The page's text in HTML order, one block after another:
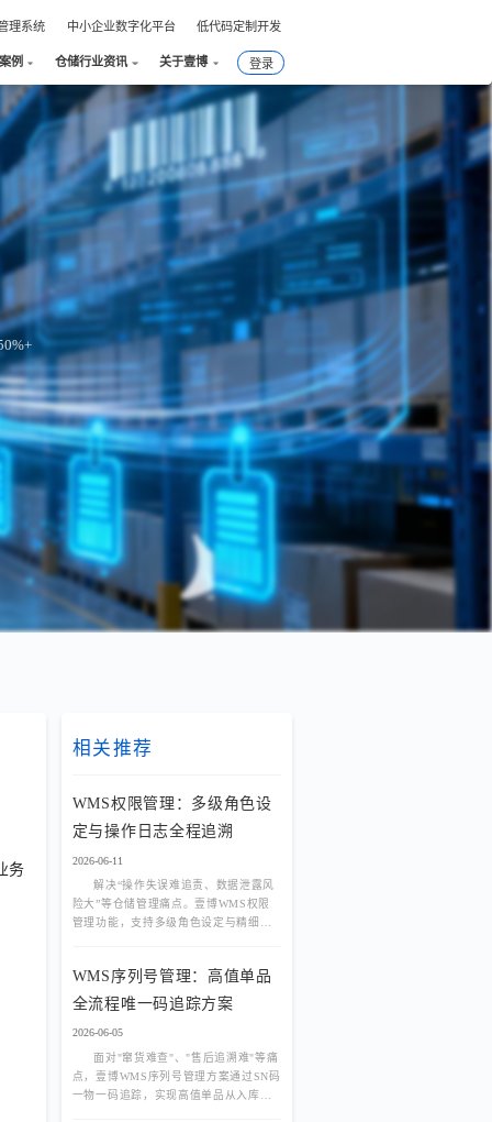
理系统 中小企业数字化平台 低代码定制开发
例 仓储行业资讯 关于壹博 登录
务
相关推荐
WMS权限管理：多级角色设
定与操作日志全程追溯
2026-06-11
解决“操作失误难追责、数据泄露风
险大”等仓储管理痛点。壹博WMS权限
管理功能，支持多级角色设定与精细化
库。
WMS序列号管理：高值单品
全流程唯一码追踪方案
2026-06-05
面对"窜货难查"、"售后追溯难"等痛
点，壹博WMS序列号管理方案通过SN码
一物一码追踪，实现高值单品从入库、